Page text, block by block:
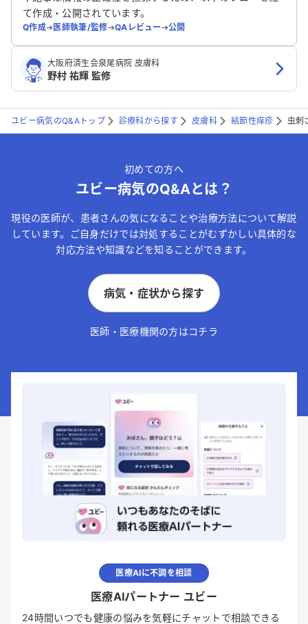
て作成・公開されています。
Q作成➔医師執筆/監修➔QAレビュー➔公開
大阪府済生会泉尾病院 皮膚科
野村 祐輝 監修
ユビー病気のQ&Aトップ 診療科から探す 皮膚科 結節性痒疹 虫刺
初めての方へ
ユビー病気のQ&Aとは？
現役の医師が、患者さんの気になることや治療方法について解説
しています。ご自身だけでは対処することがむずかしい具体的な
対応方法や知識などを知ることができます。
病気・症状から探す
医師・医療機関の方はコチラ
医療AIに不調を相談
医療AIパートナー ユビー
24時間いつでも健康の悩みを気軽にチャットで相談できる